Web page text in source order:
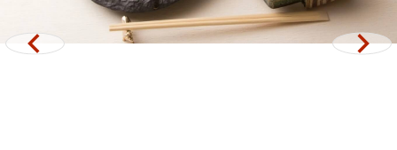
ร้านอาหารญี่ปุ่นแบบดั้งเดิม
ลาดพร้าว